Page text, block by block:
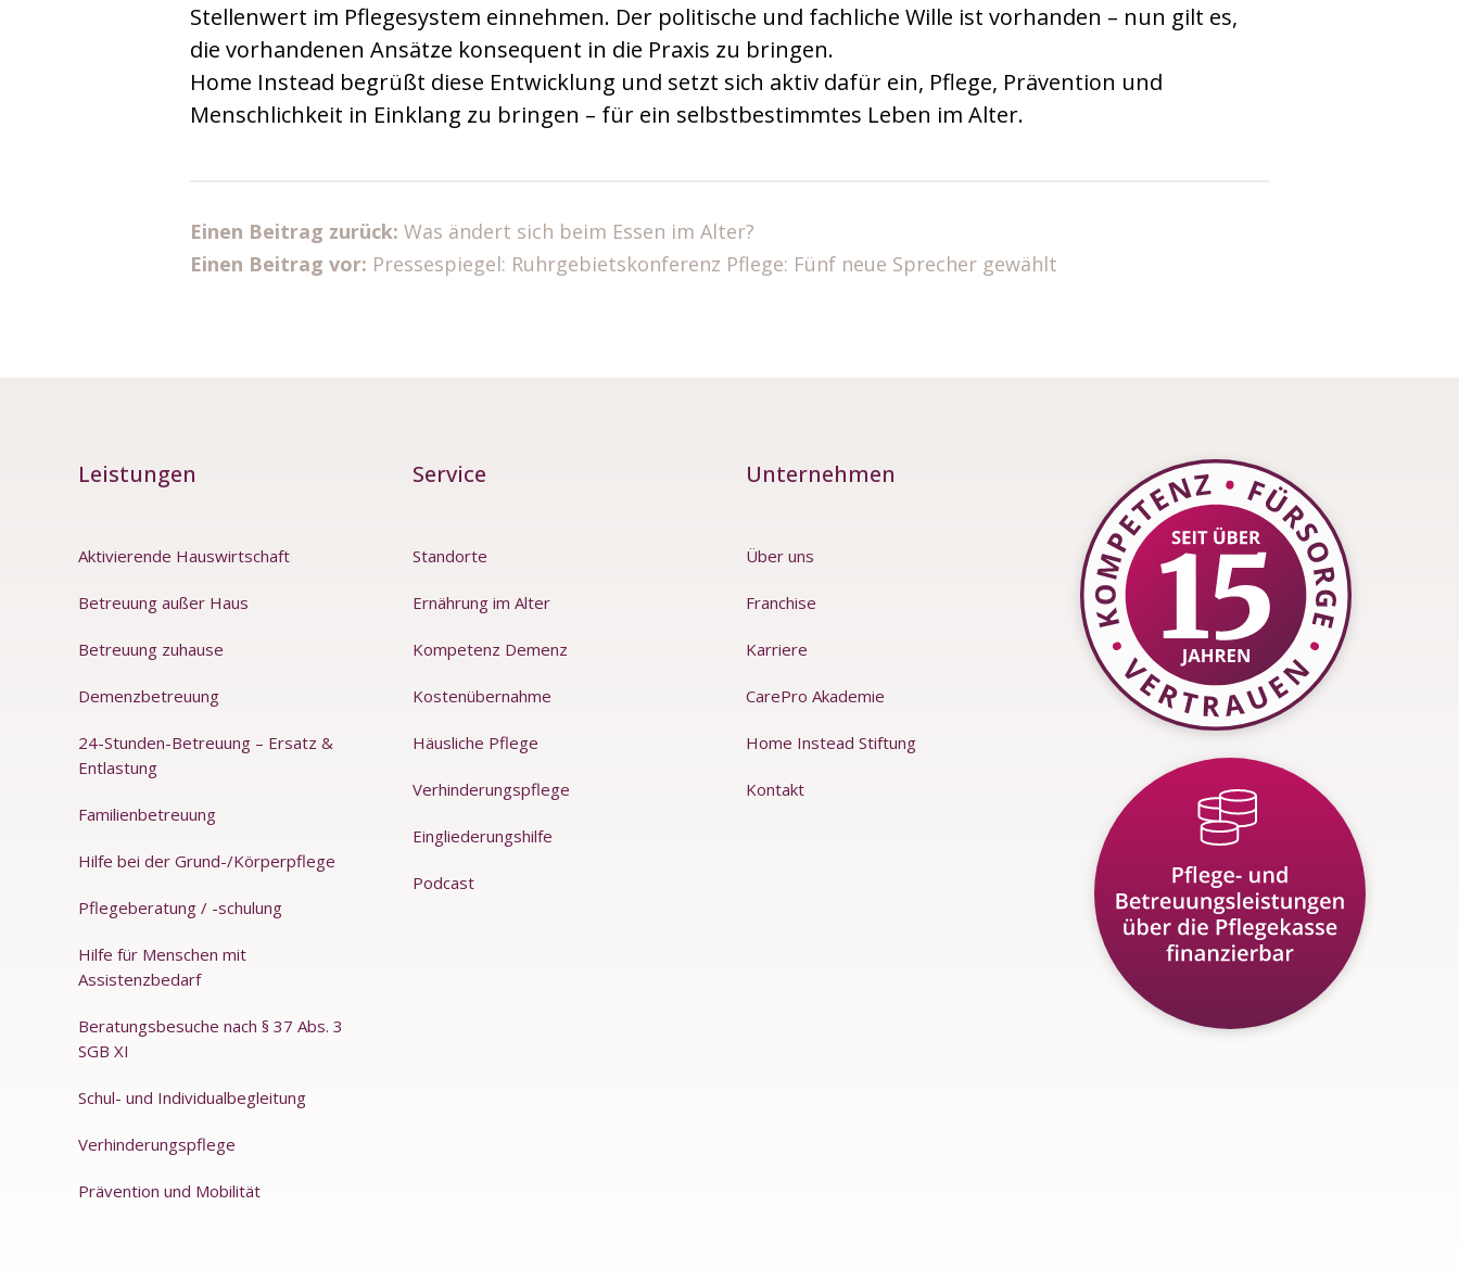
Stellenwert im Pflegesystem einnehmen. Der politische und fachliche Wille ist vorhanden – nun gilt es,
die vorhandenen Ansätze konsequent in die Praxis zu bringen.
Home Instead begrüßt diese Entwicklung und setzt sich aktiv dafür ein, Pflege, Prävention und
Menschlichkeit in Einklang zu bringen – für ein selbstbestimmtes Leben im Alter.
Einen Beitrag zurück: Was ändert sich beim Essen im Alter?
Einen Beitrag vor: Pressespiegel: Ruhrgebietskonferenz Pflege: Fünf neue Sprecher gewählt
Leistungen
Aktivierende Hauswirtschaft
Betreuung außer Haus
Betreuung zuhause
Demenzbetreuung
24-Stunden-Betreuung – Ersatz &
Entlastung
Familienbetreuung
Hilfe bei der Grund-/Körperpflege
Pflegeberatung / -schulung
Hilfe für Menschen mit
Assistenzbedarf
Beratungsbesuche nach § 37 Abs. 3
SGB XI
Schul- und Individualbegleitung
Verhinderungspflege
Prävention und Mobilität
Service
Standorte
Ernährung im Alter
Kompetenz Demenz
Kostenübernahme
Häusliche Pflege
Verhinderungspflege
Eingliederungshilfe
Podcast
Unternehmen
Über uns
Franchise
Karriere
CarePro Akademie
Home Instead Stiftung
Kontakt